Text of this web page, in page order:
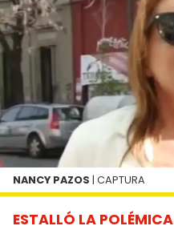
ESTALLÓ LA POLÉMICA
NANCY PAZOS | CAPTURA